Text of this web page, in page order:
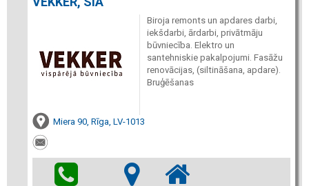
Biroja remonts un apdares darbi,
iekšdarbi, ārdarbi, privātmāju
būvniecība. Elektro un
santehniskie pakalpojumi. Fasāžu
renovācijas, (siltināšana, apdare).
Bruģēšanas
Miera 90, Rīga, LV-1013